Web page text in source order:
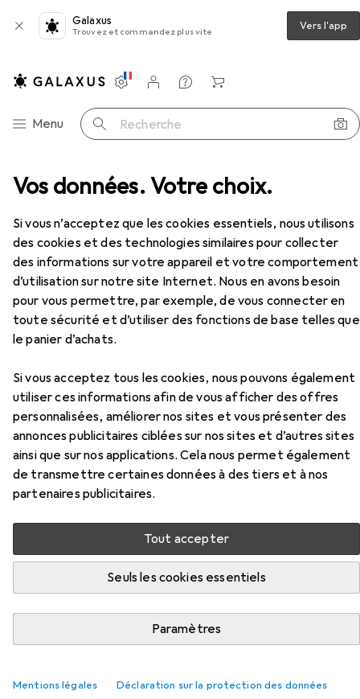
Vos données. Votre choix.
Si vous n’acceptez que les cookies essentiels, nous utilisons
des cookies et des technologies similaires pour collecter
des informations sur votre appareil et votre comportement
d’utilisation sur notre site Internet. Nous en avons besoin
pour vous permettre, par exemple, de vous connecter en
toute sécurité et d’utiliser des fonctions de base telles que
le panier d’achats.
Si vous acceptez tous les cookies, nous pouvons également
utiliser ces informations afin de vous afficher des offres
personnalisées, améliorer nos sites et vous présenter des
annonces publicitaires ciblées sur nos sites et d’autres sites
ainsi que sur nos applications. Cela nous permet également
de transmettre certaines données à des tiers et à nos
partenaires publicitaires.
Tout accepter
Seuls les cookies essentiels
Paramètres
Mentions légales Déclaration sur la protection des données
Galaxus
Trouvez et commandez plus vite Vers l'app
Navigation par catégorie
Menu Recherche
Paramètres
Compte client
Listes de comparaison
Listes d'envies
Panier
à peinture Farbwalze für grobe Untergründe
Farbwalze für grobe Untergründe
11 cm
Accessoires pour Farbwalze für
grobe Untergründe
Ici, vous trouverez des accessoires compatibles avec le
produit Farbwalze für grobe Untergründe des catégories
Ruban adhésif, Matériaux de protection et Accessoires
de peinture.
Populaire Ruban Adhésif
Liste des produits
EUR
5,28 à partir de 4 pièces EUR
0,11/1m